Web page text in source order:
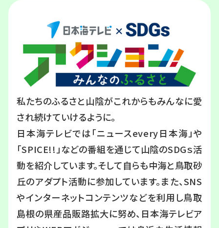
私たちのふるさと山陰がこれからもみんなに愛
され続けていけるように。
日本海テレビでは「ニュースevery日本海」や
「SPICE!!」などの番組を通じて山陰のSDGｓ活
動を紹介しています。そして自らも中海と鳥取砂
丘のアダプト活動に参加しています。また、SNS
やインターネットコンテンツなどを利用し鳥取
島根の県産品販路拡大に努め、日本海テレビア